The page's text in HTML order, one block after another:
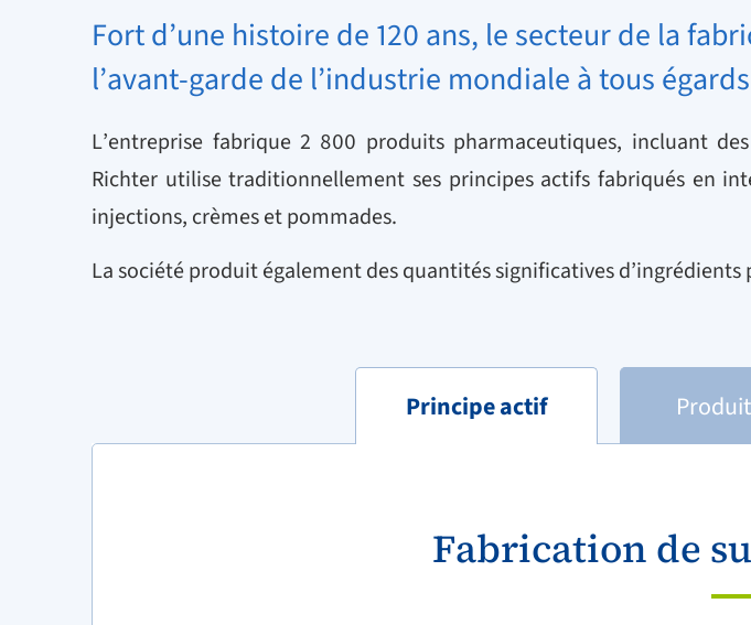
Fort d’une histoire de 120 ans, le secteur de la
l’avant-garde de l’industrie mondiale à tous
L’entreprise fabrique 2 800 produits pharmaceutiques, incluant
Richter utilise traditionnellement ses principes actifs fabriqués en
injections, crèmes et pommades.
La société produit également des quantités significatives
Principe actif
Fabrication de